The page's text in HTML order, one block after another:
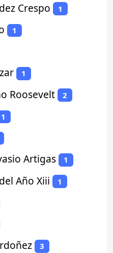
Crespo 1
1
1
Roosevelt 2
1
Artigas 1
Año Xiii 1
3